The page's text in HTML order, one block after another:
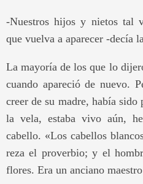
-Nuestros hijos y nietos tal
que vuelva a aparecer -decía
La mayoría de los que lo
cuando apareció de nuevo.
creer de su madre, había
la vela, estaba vivo aún,
cabello. «Los cabellos
reza el proverbio; y el
flores. Era un anciano